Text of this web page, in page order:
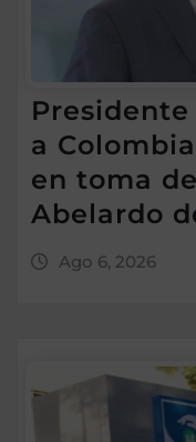
a
en toma
Abelardo
Ago 6, 2026